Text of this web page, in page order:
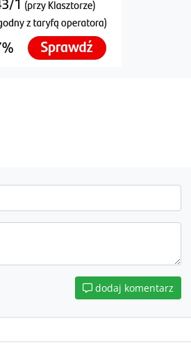
dodaj komentarz